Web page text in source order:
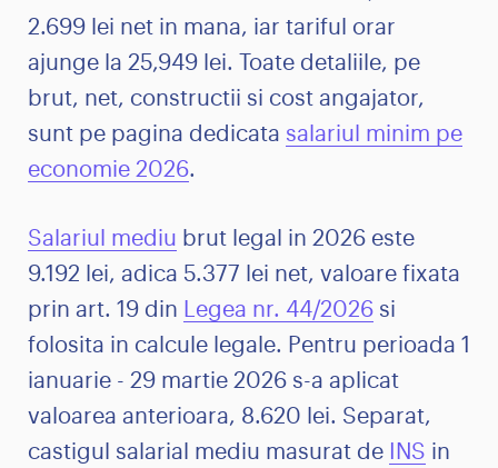
2.699 lei net in mana, iar tariful orar
ajunge la 25,949 lei. Toate detaliile, pe
brut, net, constructii si cost angajator,
sunt pe pagina dedicata salariul minim pe
economie 2026.
Salariul mediu brut legal in 2026 este
9.192 lei, adica 5.377 lei net, valoare fixata
prin art. 19 din
Legea nr. 44/2026 si
folosita in calcule legale. Pentru perioada 1
ianuarie - 29 martie 2026 s-a aplicat
valoarea anterioara, 8.620 lei. Separat,
castigul salarial mediu masurat de
INS in